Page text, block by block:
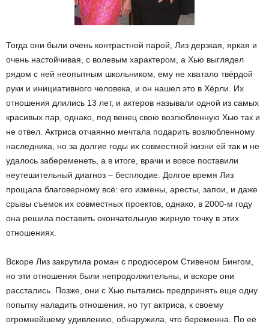
Тогда они были очень контрастной парой, Лиз дерзкая, яркая и
очень настойчивая, с волевым характером, а Хью выглядел
рядом с ней неопытным школьником, ему не хватало твёрдой
руки и инициативного человека, и он нашел это в Хёрли. Их
отношения длились 13 лет, и актеров называли одной из самых
красивых пар, однако, под венец свою возлюбленную Хью так и
не отвел. Актриса отчаянно мечтала подарить возлюбленному
наследника, но за долгие годы их совместной жизни ей так и не
удалось забеременеть, а в итоге, врачи и вовсе поставили
неутешительный диагноз – бесплодие. Долгое время Лиз
прощала благоверному всё: его измены, аресты, запои, и даже
срывы съемок их совместных проектов, однако, в 2000-м году
она решила поставить окончательную жирную точку в этих
отношениях.
Вскоре Лиз закрутила роман с продюсером Стивеном Бингом,
но эти отношения были непродолжительны, и вскоре они
расстались. Позже, они с Хью пытались предпринять еще одну
попытку наладить отношения, но тут актриса, к своему
огромнейшему удивлению, обнаружила, что беременна. По её